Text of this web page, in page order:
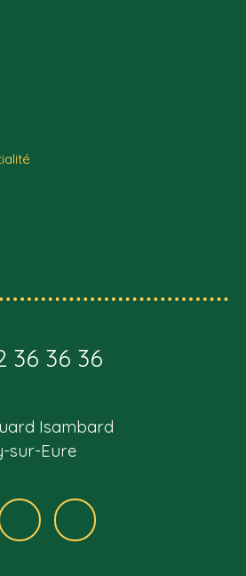
36 36 36
Isambard
sur-Eure